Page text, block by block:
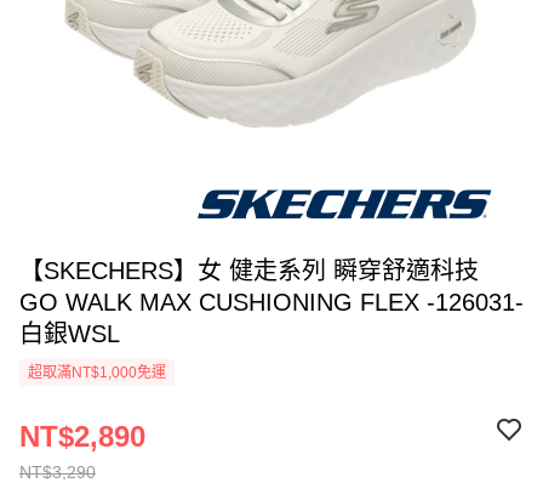
【SKECHERS】女 健走系列 瞬穿舒適科技
GO WALK MAX CUSHIONING FLEX -126031-
白銀WSL
超取滿NT$1,000免運
NT$3,290
NT$2,890